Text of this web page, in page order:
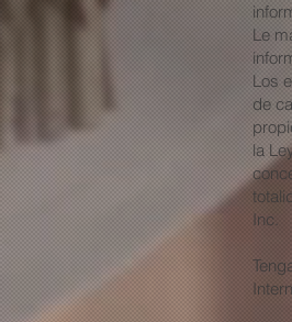
Le
Los
de
la
Inc.